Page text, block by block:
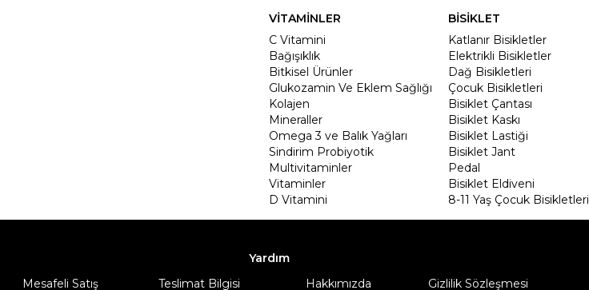
VİTAMİNLER
C Vitamini
Bağışıklık
Bitkisel Ürünler
Glukozamin Ve Eklem Sağlığı
Kolajen
Mineraller
Omega 3 ve Balık Yağları
Sindirim Probiyotik
Multivitaminler
Vitaminler
D Vitamini
BİSİKLET
Katlanır Bisikletler
Elektrikli Bisikletler
Dağ Bisikletleri
Çocuk Bisikletleri
Bisiklet Çantası
Bisiklet Kaskı
Bisiklet Lastiği
Bisiklet Jant
Pedal
Bisiklet Eldiveni
8-11 Yaş Çocuk Bisikletleri
Yardım
Mesafeli Satış
Teslimat Bilgisi Hakkımızda Gizlilik Sözleşmesi